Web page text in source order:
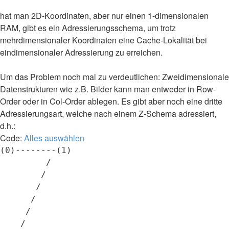
hat man 2D-Koordinaten, aber nur einen 1-dimensionalen
RAM, gibt es ein Adressierungsschema, um trotz
mehrdimensionaler Koordinaten eine Cache-Lokalität bei
eindimensionaler Adressierung zu erreichen.
Um das Problem noch mal zu verdeutlichen: Zweidimensionale
Datenstrukturen wie z.B. Bilder kann man entweder in Row-
Order oder in Col-Order ablegen. Es gibt aber noch eine dritte
Adressierungsart, welche nach einem Z-Schema adressiert,
d.h.:
Code: Alles auswählen
(0)--------(1)
         /
        /
       /
      /
     /
    /